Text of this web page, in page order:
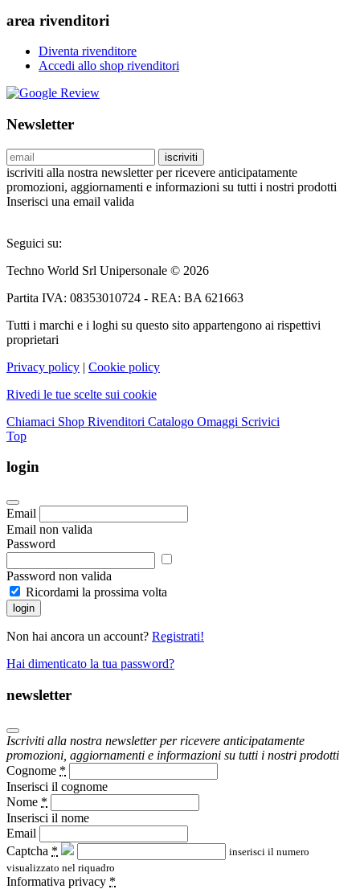
area rivenditori
Diventa rivenditore
Accedi allo shop rivenditori
Newsletter
iscriviti
iscriviti alla nostra newsletter per ricevere anticipatamente
promozioni, aggiornamenti e informazioni su tutti i nostri prodotti
Inserisci una email valida
Seguici su:
Techno World Srl Unipersonale © 2026
Partita IVA: 08353010724 - REA: BA 621663
Tutti i marchi e i loghi su questo sito appartengono ai rispettivi
proprietari
Privacy policy | Cookie policy
Rivedi le tue scelte sui cookie
Chiamaci Shop Rivenditori Catalogo Omaggi Scrivici
Top
login
Email
Email non valida
Password
Password non valida
Ricordami la prossima volta
login
Non hai ancora un account? Registrati!
Hai dimenticato la tua password?
newsletter
Iscriviti alla nostra newsletter per ricevere anticipatamente
promozioni, aggiornamenti e informazioni su tutti i nostri prodotti
Cognome *
Inserisci il cognome
Nome *
Inserisci il nome
Email
Captcha *
inserisci il numero
visualizzato nel riquadro
Informativa privacy *